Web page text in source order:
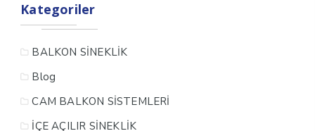
Kategoriler
BALKON SİNEKLİK
Blog
CAM BALKON SİSTEMLERİ
İÇE AÇILIR SİNEKLİK